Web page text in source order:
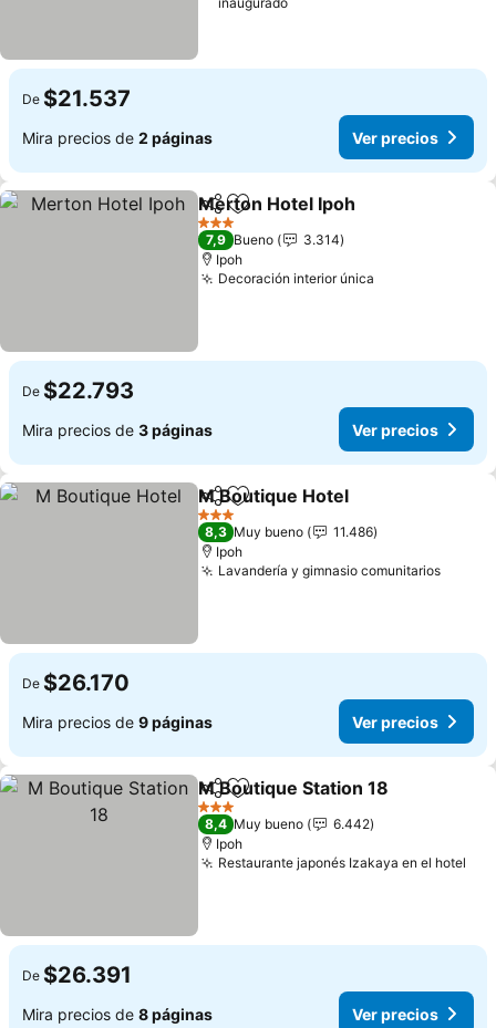
De $21.537
Mira precios de 2 páginas Ver precios
CompartirAgregar a favoritos
Merton Hotel Ipoh
3 Estrellas
7,9 Bueno
3.314
Ipoh
Decoración interior única
De $22.793
Mira precios de 3 páginas Ver precios
CompartirAgregar a favoritos
M Boutique Hotel
3 Estrellas
8,3 Muy bueno
11.486
Ipoh
Lavandería y gimnasio comunitarios
De $26.170
Mira precios de 9 páginas Ver precios
CompartirAgregar a favoritos
M Boutique Station 18
3 Estrellas
8,4 Muy bueno
6.442
Ipoh
Restaurante japonés Izakaya en el hotel
De $26.391
Mira precios de 8 páginas Ver precios